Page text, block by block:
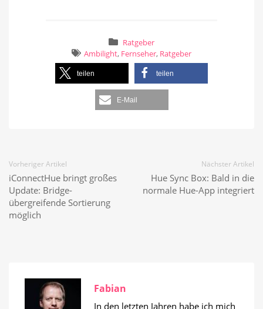
Ratgeber
Ambilight, Fernseher, Ratgeber
teilen teilen
E-Mail
Vorheriger Artikel
iConnectHue bringt großes
Update: Bridge-
übergreifende Sortierung
möglich
Nächster Artikel
Hue Sync Box: Bald in die
normale Hue-App integriert
Fabian
In den letzten Jahren habe ich mich